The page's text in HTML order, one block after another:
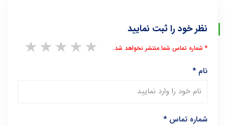
نظر خود را ثبت نمایید
5 stars
4 stars
3 stars
2 stars * شماره تماس شما منتشر نخواهد شد.
نام*
شماره تماس*